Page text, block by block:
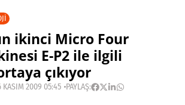
ikinci Micro Four
E-P2 ile ilgili
çıkıyor
KASIM 2009 05:45 PAYLAŞ: